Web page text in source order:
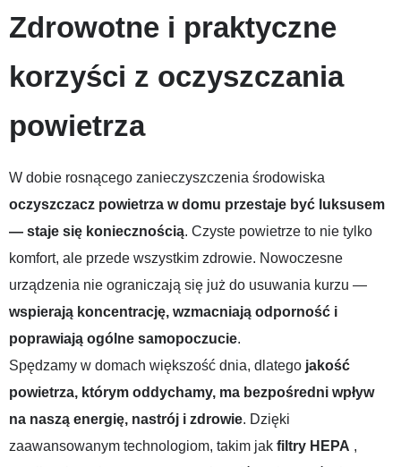
Zdrowotne i praktyczne
korzyści z oczyszczania
powietrza
W dobie rosnącego zanieczyszczenia środowiska
oczyszczacz powietrza w domu przestaje być luksusem
— staje się koniecznością. Czyste powietrze to nie tylko
komfort, ale przede wszystkim zdrowie. Nowoczesne
urządzenia nie ograniczają się już do usuwania kurzu —
wspierają koncentrację, wzmacniają odporność i
poprawiają ogólne samopoczucie.
Spędzamy w domach większość dnia, dlatego jakość
powietrza, którym oddychamy, ma bezpośredni wpływ
na naszą energię, nastrój i zdrowie. Dzięki
zaawansowanym technologiom, takim jak filtry HEPA ,